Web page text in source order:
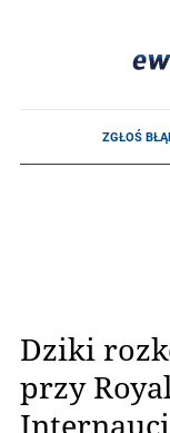
Dziki
przy